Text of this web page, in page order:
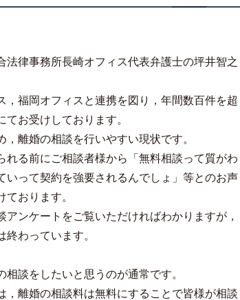
法律事務所長崎オフィス代表弁護士の坪井智之
，福岡オフィスと連携を図り，年間数百件を超
てお受けしております。
離婚の相談を行いやすい現状です。
れる前にご相談者様から「無料相談って質がわ
いって契約を強要されるんでしょ」等とのお声
おります。
アンケートをご覧いただければわかりますが，
わっています。
談をしたいと思うのが通常です。
，離婚の相談料は無料にすることで皆様が相談